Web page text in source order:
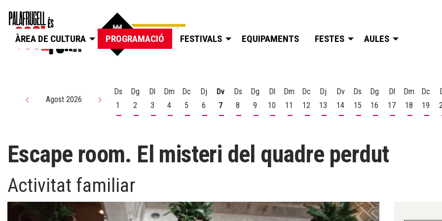
ÀREA DE CULTURA PROGRAMACIÓ FESTIVALS EQUIPAMENTS FESTES AULES
Agost 2026
Ds
1
Dissabte 1 d'agost
Dg
2
Diumenge 2 d'agost
Dl
3
Dilluns 3 d'agost
Dm
4
Dimarts 4 d'agost
Dc
5
Dimecres 5 d'agost
Dj
6
Dijous 6 d'agost
Dv
7
Divendres 7 d'agost
Ds
8
Dissabte 8 d'agost
Dg
9
Diumenge 9 d'agost
Dl
10
Dilluns 10 d'agost
Dm
11
Dimarts 11 d'agost
Dc
12
Dimecres 12 d'agost
Dj
13
Dijous 13 d'agost
Dv
14
Divendres 14 d'agost
Ds
15
Dissabte 15 d'agost
Dg
16
Diumenge 16 d'agost
Dl
17
Dilluns 17
Dm
18
Dimarts
Dc
19
Escape room. El misteri del quadre perdut
Activitat familiar